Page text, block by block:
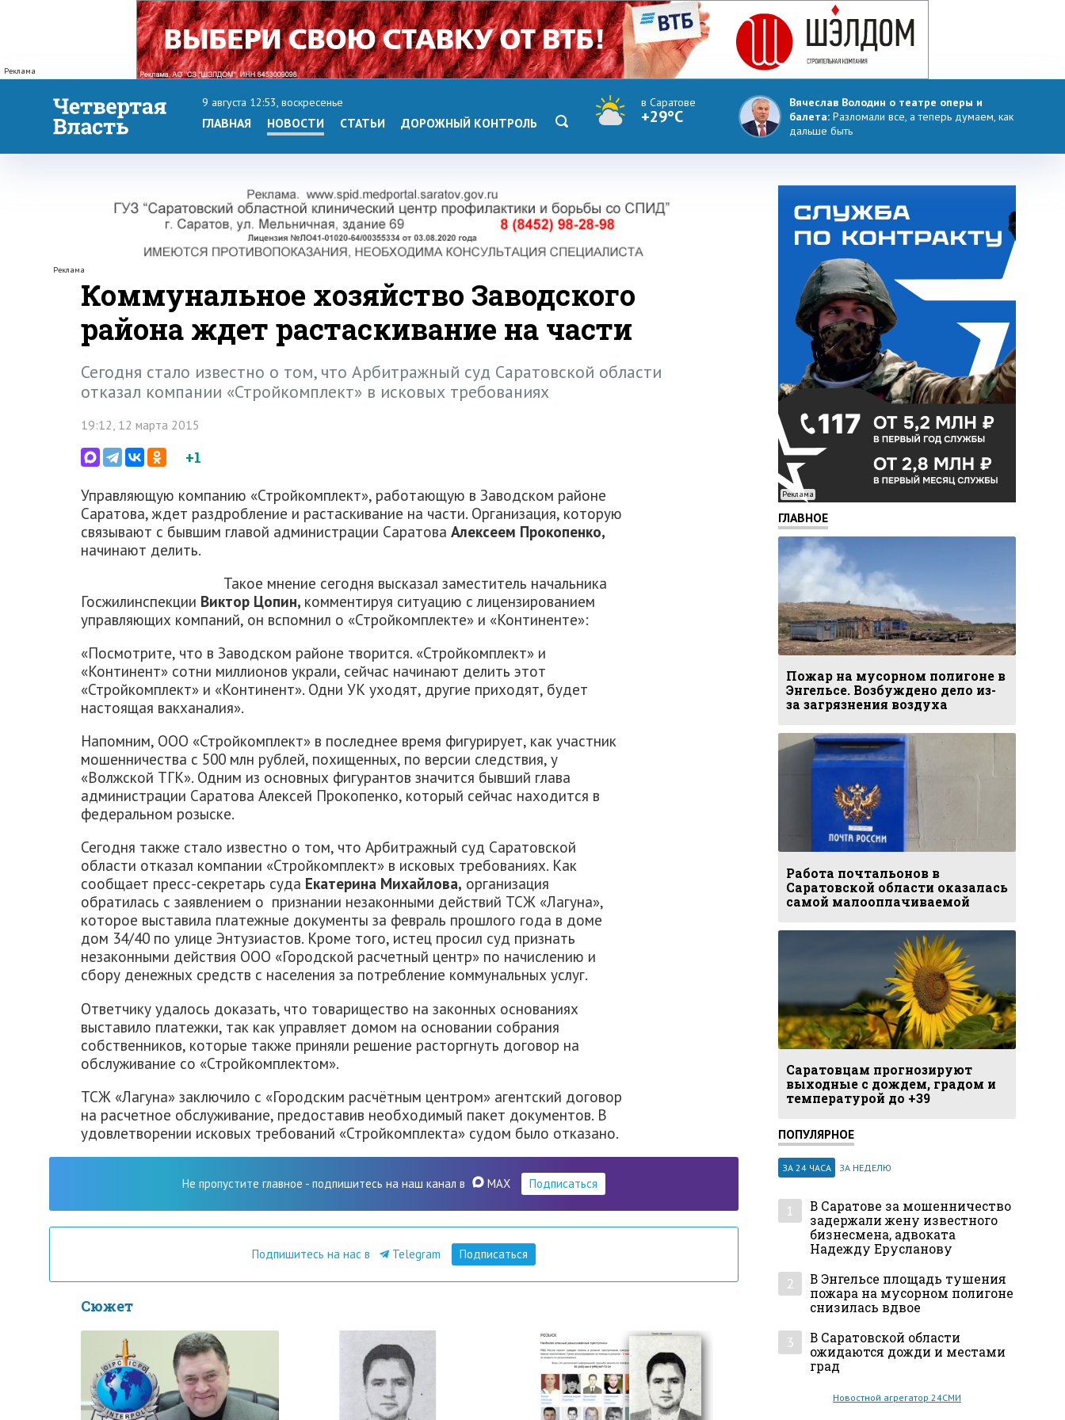
Реклама
9 августа 12:53, воскресенье
ГЛАВНАЯ НОВОСТИ СТАТЬИ ДОРОЖНЫЙ КОНТРОЛЬ
в Саратове
+29°C
Вячеслав Володин о театре оперы и
балета: Разломали все, а теперь думаем, как
дальше быть
Реклама
Коммунальное хозяйство Заводского
района ждет растаскивание на части
Сегодня стало известно о том, что Арбитражный суд Саратовской области
отказал компании «Стройкомплект» в исковых требованиях
19:12, 12 марта 2015
+1
Управляющую компанию «Стройкомплект», работающую в Заводском районе
Саратова, ждет раздробление и растаскивание на части. Организация, которую
связывают с бывшим главой администрации Саратова Алексеем Прокопенко,
начинают делить.
Такое мнение сегодня высказал заместитель начальника
Госжилинспекции Виктор Цопин, комментируя ситуацию с лицензированием
управляющих компаний, он вспомнил о «Стройкомплекте» и «Континенте»:
«Посмотрите, что в Заводском районе творится. «Стройкомплект» и
«Континент» сотни миллионов украли, сейчас начинают делить этот
«Стройкомплект» и «Континент». Одни УК уходят, другие приходят, будет
настоящая вакханалия».
Напомним, ООО «Стройкомплект» в последнее время фигурирует, как участник
мошенничества с 500 млн рублей, похищенных, по версии следствия, у
«Волжской ТГК». Одним из основных фигурантов значится бывший глава
администрации Саратова Алексей Прокопенко, который сейчас находится в
федеральном розыске.
Сегодня также стало известно о том, что Арбитражный суд Саратовской
области отказал компании «Стройкомплект» в исковых требованиях. Как
сообщает пресс-секретарь суда Екатерина Михайлова, организация
обратилась с заявлением о признании незаконными действий ТСЖ «Лагуна»,
которое выставила платежные документы за февраль прошлого года в доме
дом 34/40 по улице Энтузиастов. Кроме того, истец просил суд признать
незаконными действия ООО «Городской расчетный центр» по начислению и
сбору денежных средств с населения за потребление коммунальных услуг.
Ответчику удалось доказать, что товарищество на законных основаниях
выставило платежки, так как управляет домом на основании собрания
собственников, которые также приняли решение расторгнуть договор на
обслуживание со «Стройкомплектом».
ТСЖ «Лагуна» заключило с «Городским расчётным центром» агентский договор
на расчетное обслуживание, предоставив необходимый пакет документов. В
удовлетворении исковых требований «Стройкомплекта» судом было отказано.
Не пропустите главное - подпишитесь на наш канал в MAX Подписаться
Подпишитесь на нас в Telegram Подписаться
Сюжет
Реклама
ГЛАВНОЕ
Пожар на мусорном полигоне в
Энгельсе. Возбуждено дело из-
за загрязнения воздуха
Работа почтальонов в
Саратовской области оказалась
самой малооплачиваемой
Саратовцам прогнозируют
выходные с дождем, градом и
температурой до +39
ПОПУЛЯРНОЕ
ЗА 24 ЧАСА ЗА НЕДЕЛЮ
1
В Саратове за мошенничество
задержали жену известного
бизнесмена, адвоката
Надежду Ерусланову
2
В Энгельсе площадь тушения
пожара на мусорном полигоне
снизилась вдвое
3
В Саратовской области
ожидаются дожди и местами
град
Новостной агрегатор 24СМИ